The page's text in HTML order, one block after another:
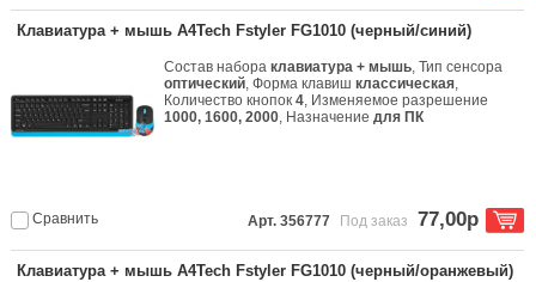
Клавиатура + мышь A4Tech Fstyler FG1010 (черный/синий)
Состав набораклавиатура + мышь, Тип сенсора
оптический, Форма клавишклассическая,
Количество кнопок4, Изменяемое разрешение
1000, 1600, 2000, Назначениедля ПК
Сравнить Арт. 356777 Под заказ 77,00р
Клавиатура + мышь A4Tech Fstyler FG1010 (черный/оранжевый)